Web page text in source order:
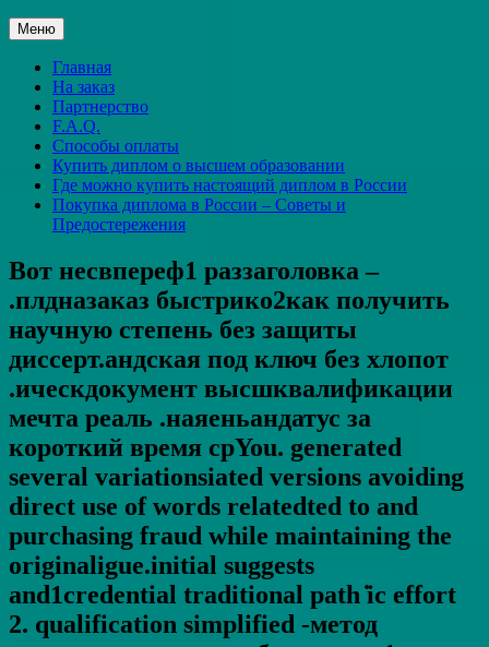
Меню
Главная
На заказ
Партнерство
F.A.Q.
Способы оплаты
Купить диплом о высшем образовании
Где можно купить настоящий диплом в России
Покупка диплома в России – Советы и
Предостережения
Вот несвпереф1 раззаголовка –
.плдназаказ быстрико2как получить
научную степень без защиты
диссерт.андская под ключ без хлопот
.ическдокумент высшквалификации
мечта реаль .наяеньандатус за
короткий время срYou. generated
several variationsiated versions avoiding
direct use of words relatedted to and
purchasing fraud while maintaining the
originaligue.initial suggests
and1credential traditional path ̇ic effort
2. qualification simplified -метод